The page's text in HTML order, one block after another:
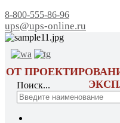
8-800-555-86-96
ups@ups-online.ru
ОТ
Поиск...